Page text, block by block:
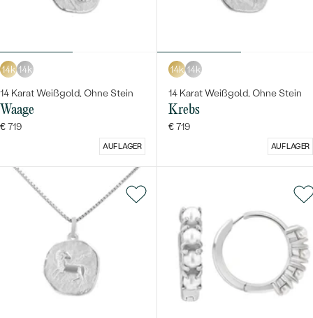
14k 14k
14 Karat Weißgold, Ohne Stein
Waage
€ 719
AUF LAGER
14k 14k
14 Karat Weißgold, Ohne Stein
Krebs
€ 719
AUF LAGER